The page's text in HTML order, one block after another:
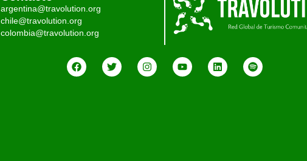
argentina@travolution.org
chile@travolution.org
colombia@travolution.org